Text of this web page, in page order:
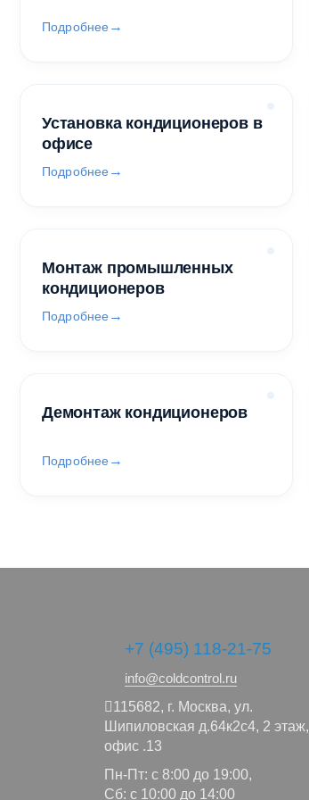
Подробнее
Установка кондиционеров в
офисе
Подробнее
Монтаж промышленных
кондиционеров
Подробнее
Демонтаж кондиционеров
Подробнее
+7 (495) 118-21-75
info@coldcontrol.ru
115682, г. Москва, ул.
Шипиловская д.64к2с4, 2 этаж,
офис .13
Пн-Пт: с 8:00 до 19:00,
Сб: с 10:00 до 14:00